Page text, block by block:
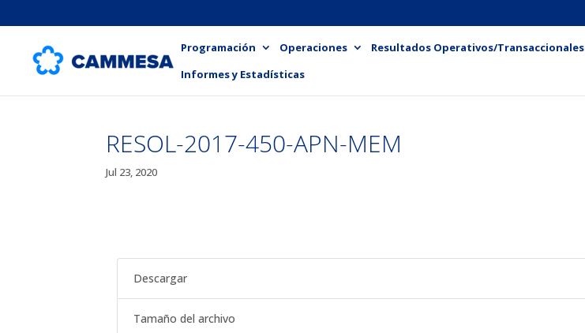
Programación Operaciones Resultados Operativos/Transaccionales
Informes y Estadísticas
RESOL-2017-450-APN-MEM
Jul 23, 2020
Descargar
Tamaño del archivo